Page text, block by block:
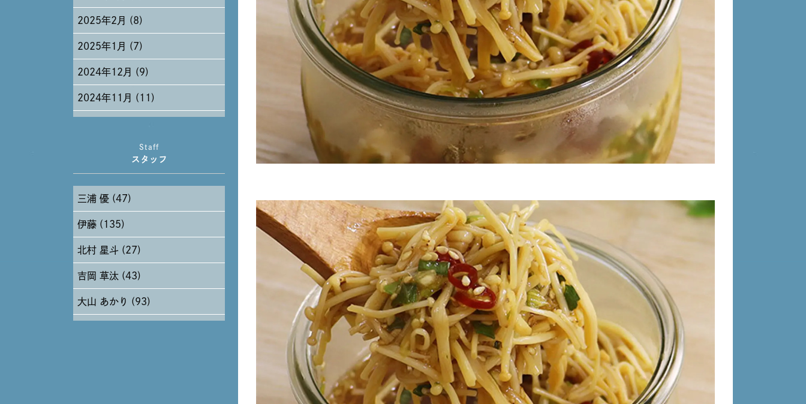
2025年2月 (8)
2025年1月 (7)
2024年12月 (9)
2024年11月 (11)
2024年9月 (11)
2024年8月 (11)
2024年7月 (11)
2024年6月 (12)
2024年5月 (19)
2024年4月 (17)
Staff
スタッフ
三浦 優 (47)
伊藤 (135)
北村 星斗 (27)
吉岡 草汰 (43)
大山 あかり (93)